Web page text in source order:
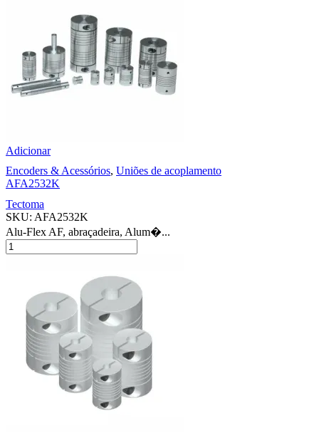
Adicionar
Encoders & Acessórios, Uniões de acoplamento
AFA2532K
Tectoma
SKU: AFA2532K
Alu-Flex AF, abraçadeira, Alum�...